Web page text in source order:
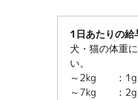
1日あたりの給
犬・猫の体重
い。
～2kg ：1g（
～7kg ：2g（